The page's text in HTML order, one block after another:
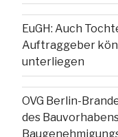
EuGH: Auch
Auftraggeber
unterliegen
OVG Berlin-
des